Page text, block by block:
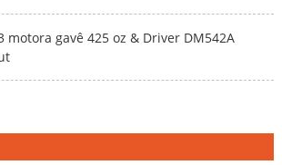
motora gavê 425 oz & Driver DM542A